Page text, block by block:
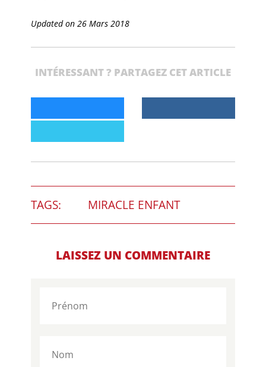
Updated on 26 Mars 2018
INTÉRESSANT ? PARTAGEZ CET ARTICLE
TAGS: MIRACLE ENFANT
LAISSEZ UN COMMENTAIRE